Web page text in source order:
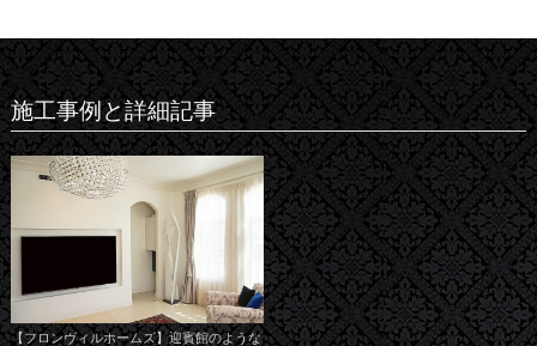
施工事例と詳細記事
【フロンヴィルホームズ】迎賓館のような